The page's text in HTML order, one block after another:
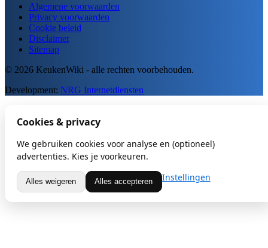
Algemene voorwaarden
Privacy voorwaarden
Cookie beleid
Disclaimer
Sitemap
© 2026 KeukenWiki - alle rechten voorbehouden.
Development: NRG Internetdiensten
Cookies & privacy
We gebruiken cookies voor analyse en (optioneel)
advertenties. Kies je voorkeuren.
Alles weigeren Alles accepteren Instellingen